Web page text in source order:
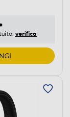
verifica